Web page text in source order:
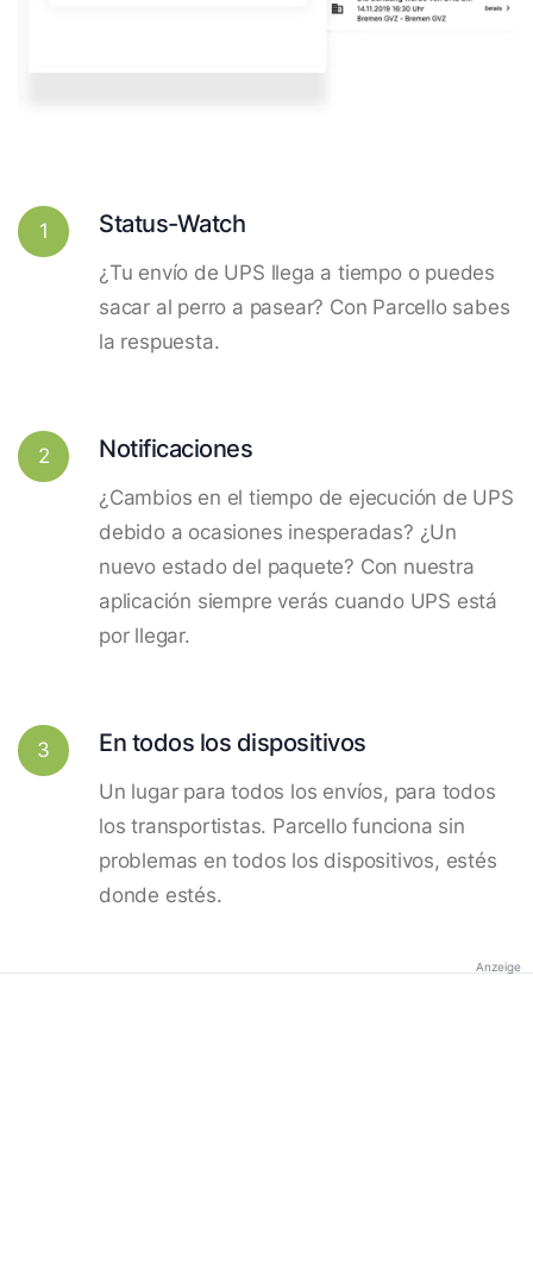
1 Status-Watch
¿Tu envío de UPS llega a tiempo o puedes
sacar al perro a pasear? Con Parcello sabes
la respuesta.
2 Notificaciones
¿Cambios en el tiempo de ejecución de UPS
debido a ocasiones inesperadas? ¿Un
nuevo estado del paquete? Con nuestra
aplicación siempre verás cuando UPS está
por llegar.
3 En todos los dispositivos
Un lugar para todos los envíos, para todos
los transportistas. Parcello funciona sin
problemas en todos los dispositivos, estés
donde estés.
Anzeige